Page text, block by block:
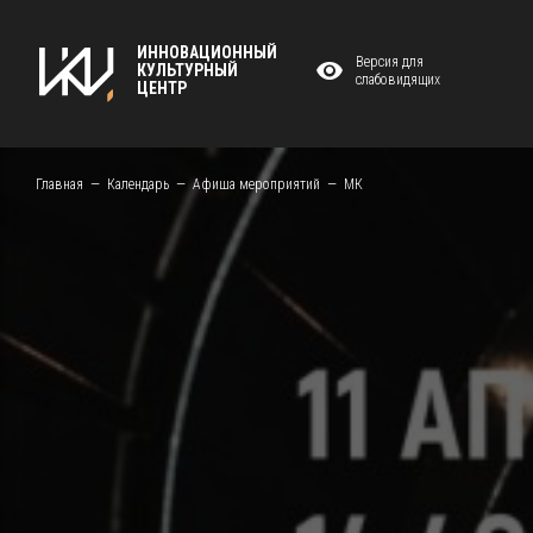
ИННОВАЦИОННЫЙ
КУЛЬТУРНЫЙ
ЦЕНТР
Версия для
слабовидящих
Главная Календарь Афиша мероприятий МК